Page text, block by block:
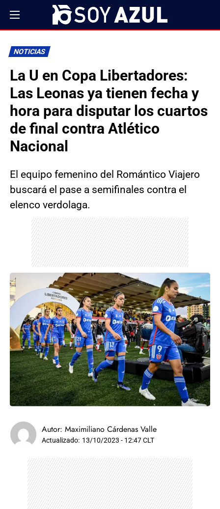
NOTICIAS
La U en Copa Libertadores:
Las Leonas ya tienen fecha y
hora para disputar los cuartos
de final contra Atlético
Nacional
El equipo femenino del Romántico Viajero
buscará el pase a semifinales contra el
elenco verdolaga.
Autor: Maximiliano Cárdenas Valle
Actualizado: 13/10/2023 - 12:47 CLT